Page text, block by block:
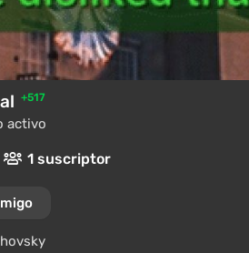
+517
activo
1 suscriptor